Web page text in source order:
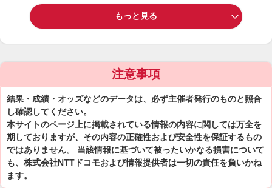
もっと見る
注意事項
結果・成績・オッズなどのデータは、必ず主催者発行のものと照合
し確認してください。
本サイトのページ上に掲載されている情報の内容に関しては万全を
期しておりますが、その内容の正確性および安全性を保証するもの
ではありません。 当該情報に基づいて被ったいかなる損害について
も、株式会社NTTドコモおよび情報提供者は一切の責任を負いかね
ます。